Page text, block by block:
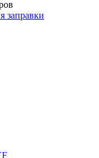
заправки